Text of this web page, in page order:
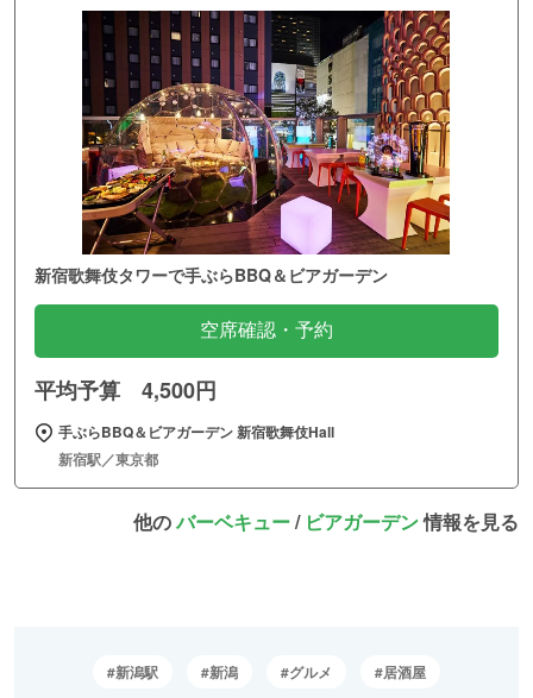
新宿歌舞伎タワーで手ぶらBBQ＆ビアガーデン
空席確認・予約
平均予算 4,500円
手ぶらBBQ＆ビアガーデン 新宿歌舞伎Hall
新宿駅／東京都
他のバーベキュー/ ビアガーデン情報を見る
新潟駅 新潟 グルメ 居酒屋